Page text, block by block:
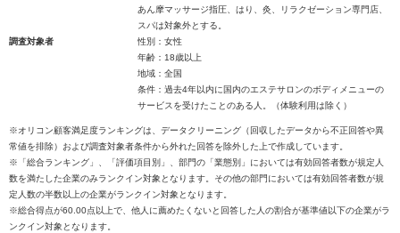
あん摩マッサージ指圧、はり、灸、リラクゼーション専門店、
スパは対象外とする。
調査対象者
性別：女性
年齢：18歳以上
地域：全国
条件：過去4年以内に国内のエステサロンのボディメニューの
サービスを受けたことのある人。（体験利用は除く）
※オリコン顧客満足度ランキングは、データクリーニング（回収したデータから不正回答や異
常値を排除）および調査対象者条件から外れた回答を除外した上で作成しています。
※「総合ランキング」、「評価項目別」、部門の「業態別」においては有効回答者数が規定人
数を満たした企業のみランクイン対象となります。その他の部門においては有効回答者数が規
定人数の半数以上の企業がランクイン対象となります。
※総合得点が60.00点以上で、他人に薦めたくないと回答した人の割合が基準値以下の企業がラ
ンクイン対象となります。